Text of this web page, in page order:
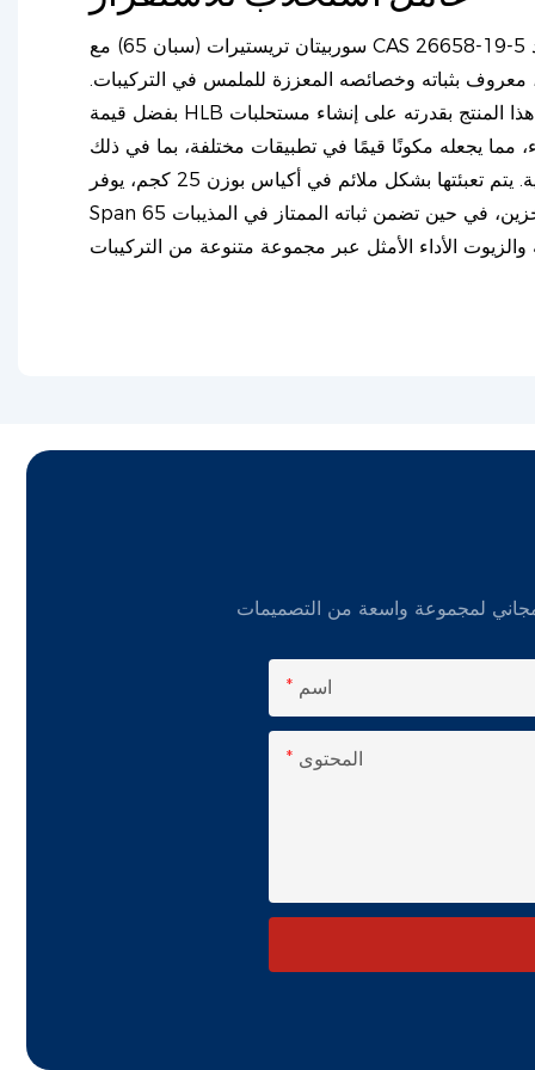
سوربيتان تريستيرات (سبان 65) مع CAS 26658-19-5 هو محلول مستحلب متعدد
معروف بثباته وخصائصه المعززة للملمس في التركيبات.
بفضل قيمة HLB المنخفضة التي تبلغ 2.1، يتميز هذا المنتج بقدرته على إنشاء مستحلبات
مما يجعله مكونًا قيمًا في تطبيقات مختلفة، بما في ذلك
مستحضرات التجميل والأدوية. يتم تعبئتها بشكل ملائم في أكياس بوزن 25 كجم، يوفر
Span 65 سهولة في التعامل والتخزين، في حين تضمن ثباته الممتاز في المذيبات
اسم
المحتوى